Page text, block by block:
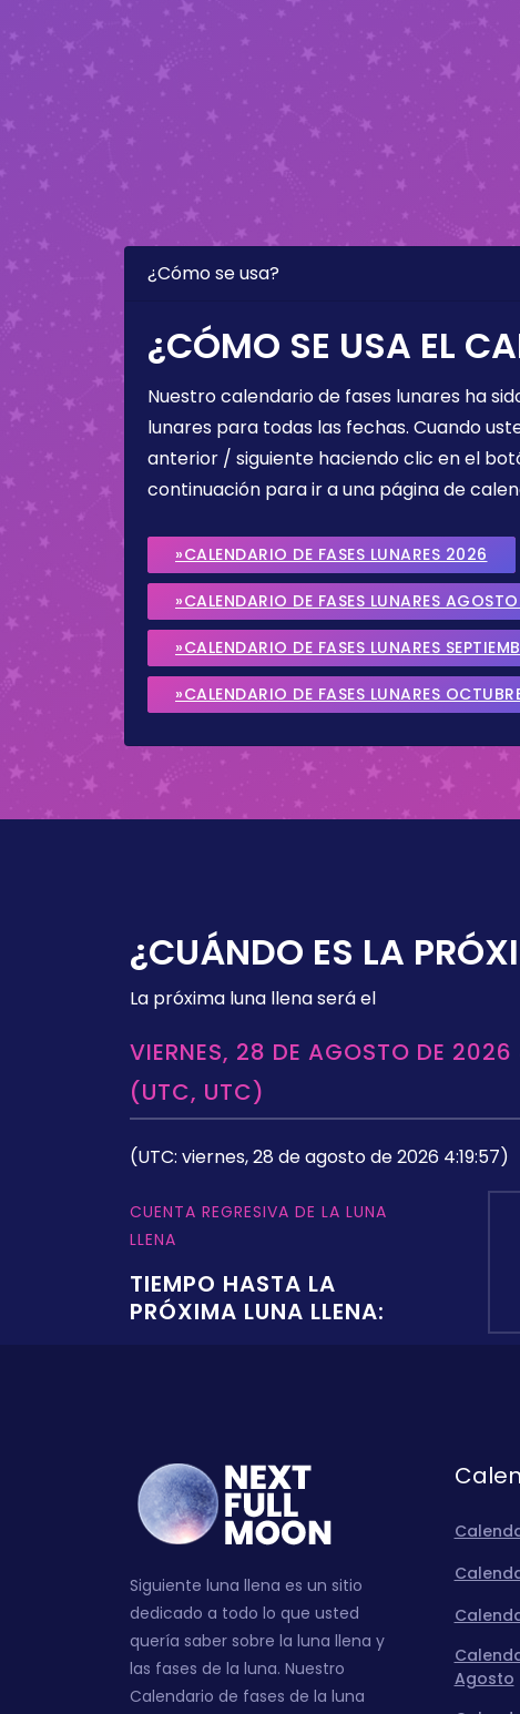
¿Cómo se usa?
¿CÓMO SE USA EL
Nuestro calendario de fases lunares ha
lunares para todas las fechas. Cuando
anterior / siguiente haciendo clic en el
continuación para ir a una página de
»CALENDARIO DE FASES LUNARES 2026
»CALENDARIO DE FASES LUNARES
»CALENDARIO DE FASES LUNARES
»CALENDARIO DE FASES LUNARES
¿CUÁNDO ES LA
La próxima luna llena será el
VIERNES, 28 DE AGOSTO DE
(UTC, UTC)
(UTC: viernes, 28 de agosto de 2026 4:19:57)
CUENTA REGRESIVA DE LA LUNA
LLENA
TIEMPO HASTA LA
PRÓXIMA LUNA LLENA:
Siguiente luna llena es un sitio
dedicado a todo lo que usted
quería saber sobre la luna llena y
las fases de la luna. Nuestro
Calendario de fases de la luna
Agosto